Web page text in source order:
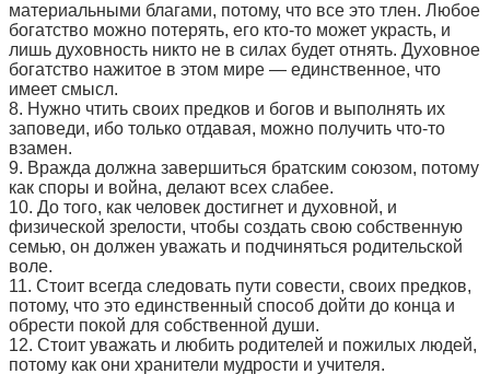
материальными благами, потому, что все это тлен. Любое
богатство можно потерять, его кто-то может украсть, и
лишь духовность никто не в силах будет отнять. Духовное
богатство нажитое в этом мире — единственное, что
имеет смысл.
8. Нужно чтить своих предков и богов и выполнять их
заповеди, ибо только отдавая, можно получить что-то
взамен.
9. Вражда должна завершиться братским союзом, потому
как споры и война, делают всех слабее.
10. До того, как человек достигнет и духовной, и
физической зрелости, чтобы создать свою собственную
семью, он должен уважать и подчиняться родительской
воле.
11. Стоит всегда следовать пути совести, своих предков,
потому, что это единственный способ дойти до конца и
обрести покой для собственной души.
12. Стоит уважать и любить родителей и пожилых людей,
потому как они хранители мудрости и учителя.